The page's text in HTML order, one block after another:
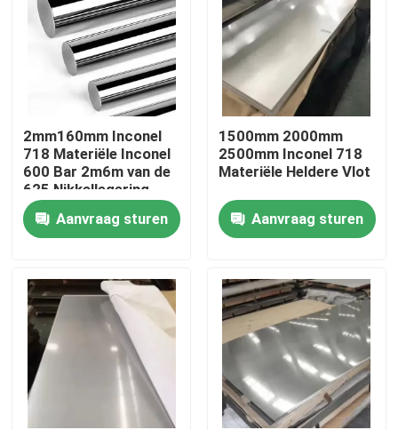
Huis
Producten
Fabrieksreis
Kwaliteitscontrole
2mm160mm Inconel
718 Materiële Inconel
600 Bar 2m6m van de
625 Nikkellegering
Aanvraag sturen
1500mm 2000mm
2500mm Inconel 718
Materiële Heldere Vlot
Aanvraag sturen